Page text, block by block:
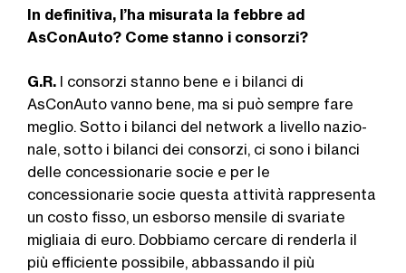
In definitiva, l’ha misurata la febbre ad
AsConAuto? Come stanno i consorzi?
G.R. I consorzi stanno bene e i bi­lanci di
AsConAuto vanno bene, ma si può sempre fare
meglio. Sotto i bilanci del network a livello nazio­
nale, sotto i bilanci dei consorzi, ci sono i bilanci
delle concessionarie socie e per le
concessionarie socie questa attività rappresenta
un costo fisso, un esborso mensile di svariate
migliaia di euro. Dobbiamo cercare di renderla il
più ef­ficiente possibile, abbassando il più